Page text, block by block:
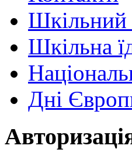
Шкільний
Шкільна
Дні